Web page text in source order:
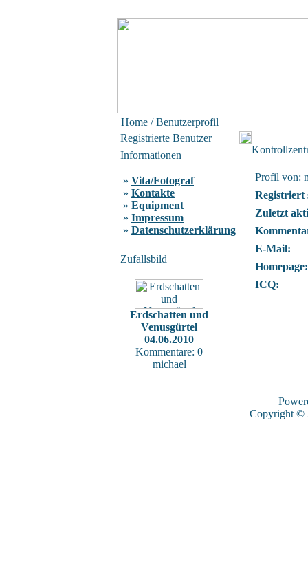
Home / Benutzerprofil
Registrierte Benutzer
Informationen
» Vita/Fotograf
» Kontakte
» Equipment
» Impressum
» Datenschutzerklärung
Zufallsbild
Erdschatten und
Venusgürtel
04.06.2010
Kommentare: 0
michael
Profil von:
Registriert
Zuletzt
E-Mail:
Homepage:
ICQ:
Copyright ©